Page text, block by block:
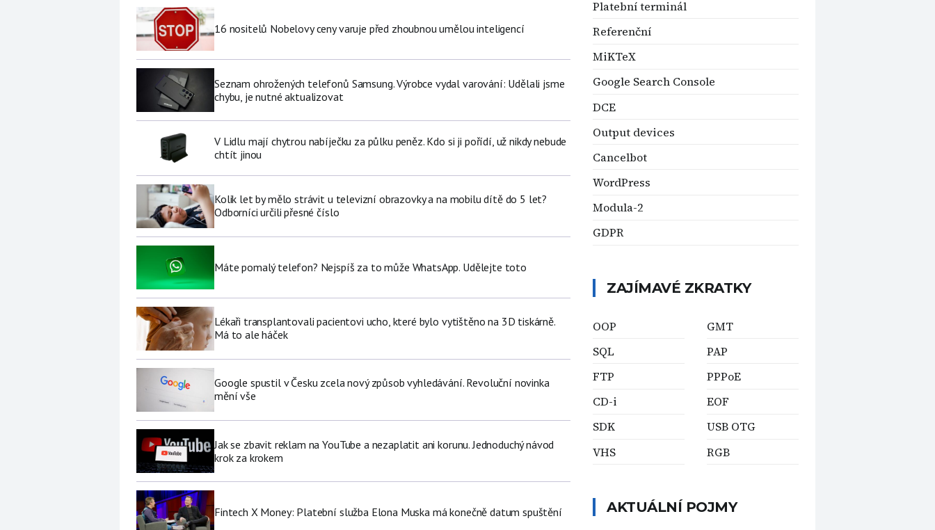
16 nositelů Nobelovy ceny varuje před zhoubnou umělou inteligencí
Seznam ohrožených telefonů Samsung. Výrobce vydal varování: Udělali jsme
chybu, je nutné aktualizovat
V Lidlu mají chytrou nabíječku za půlku peněz. Kdo si ji pořídí, už nikdy nebude
chtít jinou
Kolik let by mělo strávit u televizní obrazovky a na mobilu dítě do 5 let?
Odborníci určili přesné číslo
Máte pomalý telefon? Nejspíš za to může WhatsApp. Udělejte toto
Lékaři transplantovali pacientovi ucho, které bylo vytištěno na 3D tiskárně.
Má to ale háček
Google spustil v Česku zcela nový způsob vyhledávání. Revoluční novinka
mění vše
Jak se zbavit reklam na YouTube a nezaplatit ani korunu. Jednoduchý návod
krok za krokem
Fintech X Money: Platební služba Elona Muska má konečně datum spuštění
Platební terminál
Referenční
MiKTeX
Google Search Console
DCE
Output devices
Cancelbot
WordPress
Modula-2
GDPR
ZAJÍMAVÉ ZKRATKY
OOP
SQL
FTP
CD-i
SDK
VHS
GMT
PAP
PPPoE
EOF
USB OTG
RGB
AKTUÁLNÍ POJMY